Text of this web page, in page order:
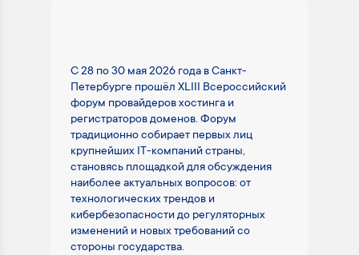
С 28 по 30 мая 2026 года в Санкт-
Петербурге прошёл XLIII Всероссийский
форум провайдеров хостинга и
регистраторов доменов. Форум
традиционно собирает первых лиц
крупнейших IT-компаний страны,
становясь площадкой для обсуждения
наиболее актуальных вопросов: от
технологических трендов и
кибербезопасности до регуляторных
изменений и новых требований со
стороны государства.